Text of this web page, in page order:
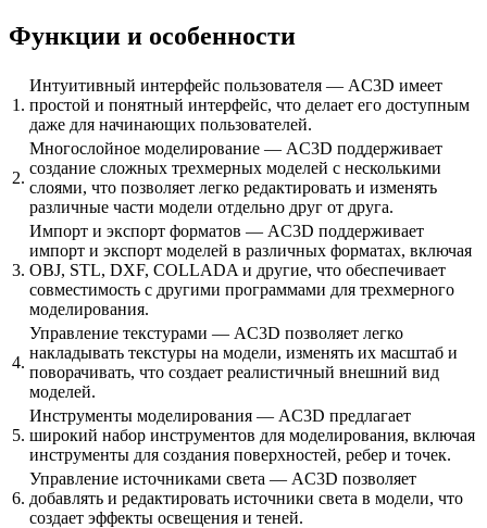
Функции и особенности
1.
Интуитивный интерфейс пользователя — AC3D имеет
простой и понятный интерфейс, что делает его доступным
даже для начинающих пользователей.
2.
Многослойное моделирование — AC3D поддерживает
создание сложных трехмерных моделей с несколькими
слоями, что позволяет легко редактировать и изменять
различные части модели отдельно друг от друга.
3.
Импорт и экспорт форматов — AC3D поддерживает
импорт и экспорт моделей в различных форматах, включая
OBJ, STL, DXF, COLLADA и другие, что обеспечивает
совместимость с другими программами для трехмерного
моделирования.
4.
Управление текстурами — AC3D позволяет легко
накладывать текстуры на модели, изменять их масштаб и
поворачивать, что создает реалистичный внешний вид
моделей.
5.
Инструменты моделирования — AC3D предлагает
широкий набор инструментов для моделирования, включая
инструменты для создания поверхностей, ребер и точек.
6.
Управление источниками света — AC3D позволяет
добавлять и редактировать источники света в модели, что
создает эффекты освещения и теней.